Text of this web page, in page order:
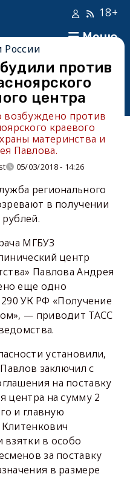
Меню
18+
России
против
центра
возбуждено против
краевого
материнства и
Павлова.
05/03/2018 - 14:26
регионального
в получении
МГБУЗ
центр
Павлова Андрея
еще одно
УК РФ «Получение
— приводит ТАСС
установили,
заключил с
на поставку
центра на сумму 2
и главную
в особо
за поставку
в размере